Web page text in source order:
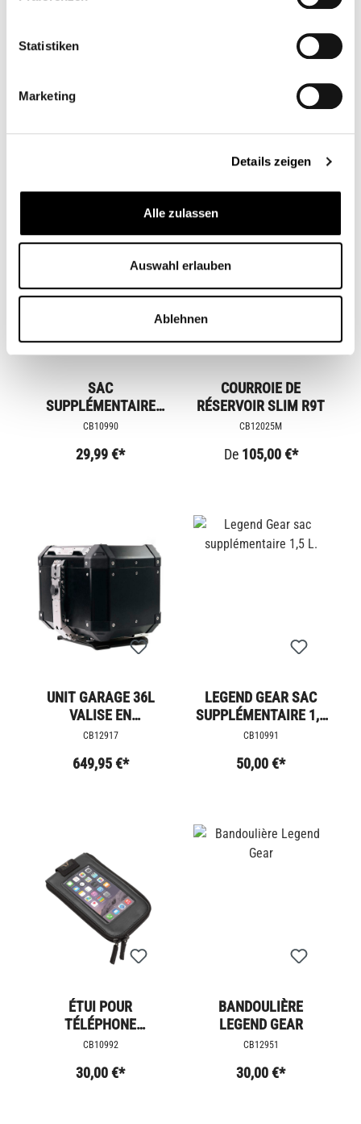
Statistiken
Marketing
Details zeigen
Alle zulassen
Auswahl erlauben
Ablehnen
RÉSERVOIR LEGEND
SAC
SUPPLÉMENTAIRE
LEGEND GEAR 0,8 L.
CB10990
29,99 €*
COURROIE DE
RÉSERVOIR SLIM R9T
CB12025M
De 105,00 €*
UNIT GARAGE 36L
VALISE EN
ALUMINIUM - AL3
CB12917
649,95 €*
LEGEND GEAR SAC
SUPPLÉMENTAIRE 1,5
L.
CB10991
50,00 €*
ÉTUI POUR
TÉLÉPHONE
PORTABLE
CB10992
30,00 €*
BANDOULIÈRE
LEGEND GEAR
CB12951
30,00 €*